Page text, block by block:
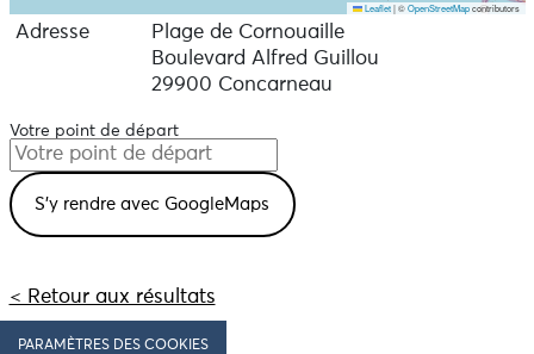
Leaflet |©OpenStreetMapcontributors
Adresse
Plage de Cornouaille
Boulevard Alfred Guillou
29900 Concarneau
Votre point de départ
< Retour aux résultats
PARAMÈTRES DES COOKIES